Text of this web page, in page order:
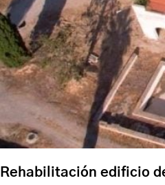
Rehabilitación edificio